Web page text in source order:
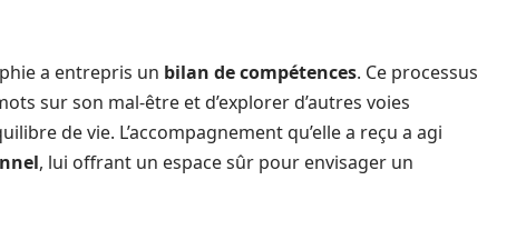
a entrepris un bilan de compétences. Ce processus
sur son mal-être et d’explorer d’autres voies
de vie. L’accompagnement qu’elle a reçu a agi
, lui offrant un espace sûr pour envisager un